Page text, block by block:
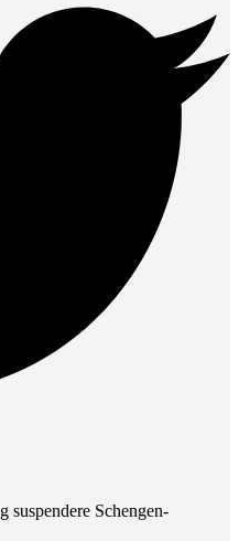
suspendere Schengen-